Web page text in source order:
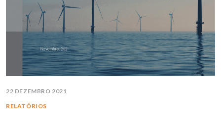
22 DEZEMBRO 2021
RELATÓRIOS